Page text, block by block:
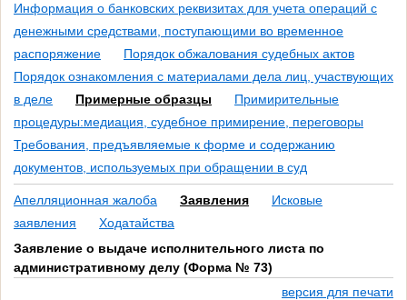
Информация о банковских реквизитах для учета операций с
денежными средствами, поступающими во временное
распоряжение
Порядок обжалования судебных актов
Порядок ознакомления с материалами дела лиц, участвующих
в деле
Примерные образцы
Примирительные
процедуры:медиация, судебное примирение, переговоры
Требования, предъявляемые к форме и содержанию
документов, используемых при обращении в суд
Апелляционная жалоба Заявления
Исковые
заявления
Ходатайства
Заявление о выдаче исполнительного листа по
административному делу (Форма № 73)
версия для печати